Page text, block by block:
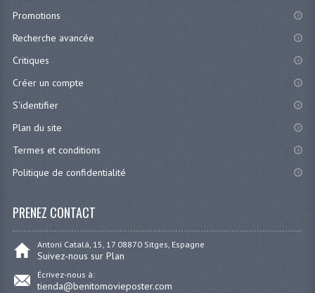
Promotions
Recherche avancée
Critiques
Créer un compte
S'identifier
Plan du site
Termes et conditions
Politique de confidentialité
PRENEZ CONTACT
Antoni Catalá, 15, 17 08870 Sitges, Espagne
Suivez-nous sur Plan
Écrivez-nous à:
tienda@benitomovieposter.com